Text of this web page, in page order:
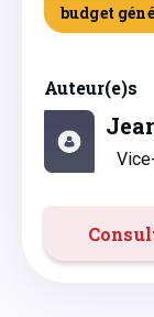
budget
Auteur(e)s